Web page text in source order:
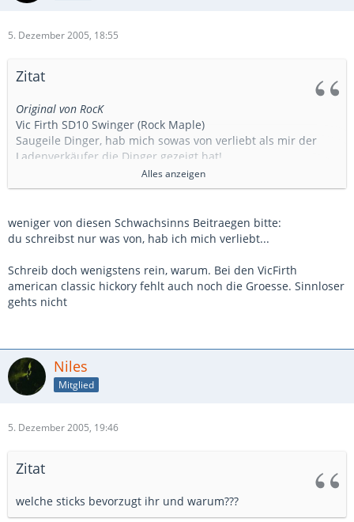
5. Dezember 2005, 18:55
Zitat
Original von RocK
Vic Firth SD10 Swinger (Rock Maple)
Saugeile Dinger, hab mich sowas von verliebt als mir der
Ladenverkäufer die Dinger gezeigt hat!
Früher:
*esstarkbereuentu*
Vic Firth American Classic (Hickory)
Lange gespielt, sind mir jetzt aber definitiv zu dünn.
Alles anzeigen
weniger von diesen Schwachsinns Beitraegen bitte:
du schreibst nur was von, hab ich mich verliebt...
Schreib doch wenigstens rein, warum. Bei den VicFirth
american classic hickory fehlt auch noch die Groesse. Sinnloser
gehts nicht
Niles
Mitglied
5. Dezember 2005, 19:46
Zitat
welche sticks bevorzugt ihr und warum???